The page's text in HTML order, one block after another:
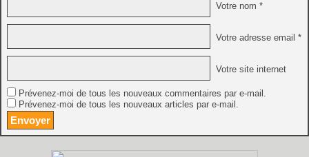
Votre nom *
Votre adresse email *
Votre site internet
Prévenez-moi de tous les nouveaux commentaires par e-mail.
Prévenez-moi de tous les nouveaux articles par e-mail.